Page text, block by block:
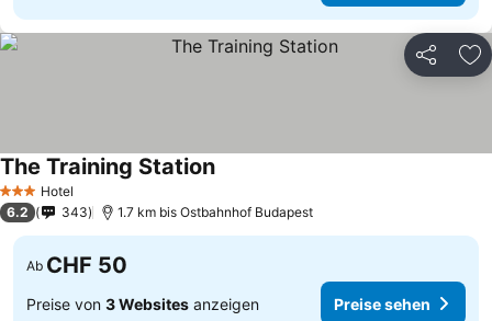
Teilen
3 SterneHotel
The Training Station
6.2 343 1.7 km bis Ostbahnhof Budapest
Ab CHF 50
Preise von 3 Websites anzeigen Preise sehen